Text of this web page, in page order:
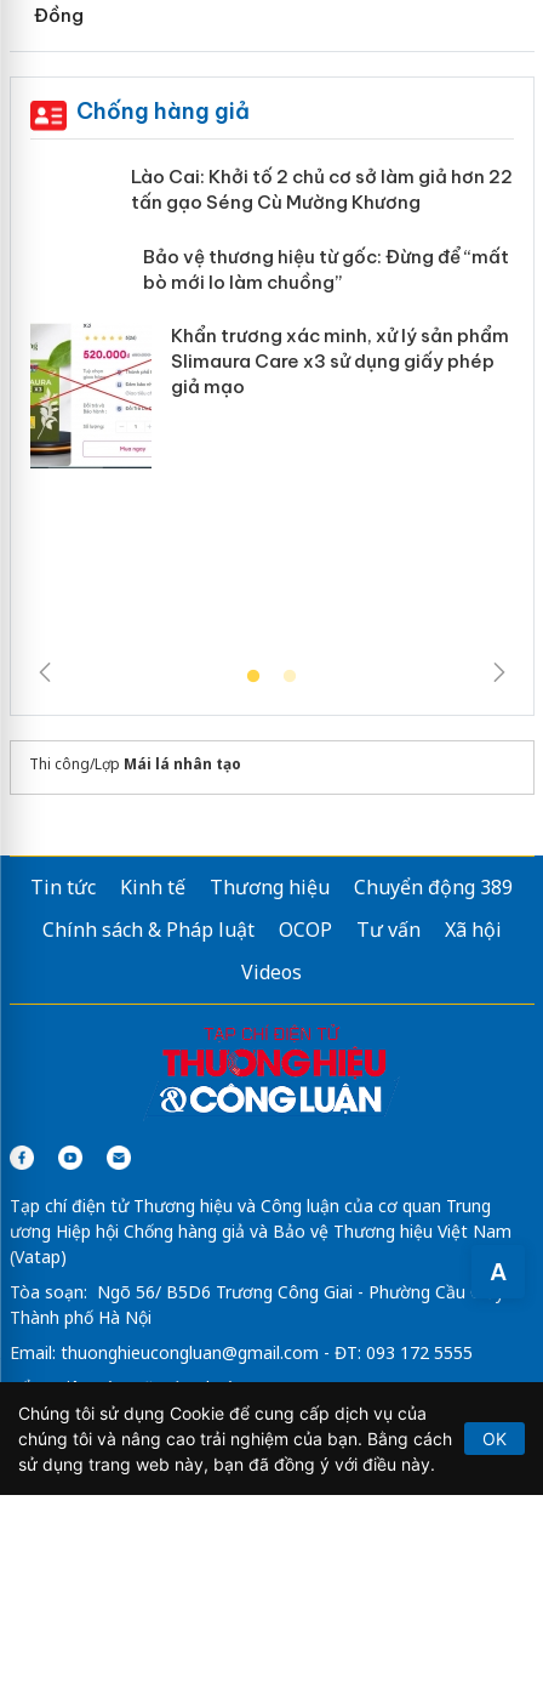
A
Đồng
Chống hàng giả
Lào Cai: Khởi tố 2 chủ cơ sở làm giả
hơn 22 tấn gạo Séng Cù Mường
Bảo vệ thương hiệu từ gốc: Đừng để
“mất bò mới lo làm chuồng”
Thi công/Lợp Mái lá nhân tạo
Tin tức Kinh tế Thương hiệu
Chuyển động 389
Chính sách & Pháp luật
OCOP Tư vấn
Xã hội
Videos
Tạp chí điện tử Thương hiệu và Công luận của cơ quan Trung
ương Hiệp hội Chống hàng giả và Bảo vệ Thương hiệu Việt Nam
(Vatap)
Tòa soạn: Ngõ 56/ B5D6 Trương Công Giai - Phường Cầu Giấy -
Thành phố Hà Nội
Email: thuonghieucongluan@gmail.com - ĐT: 093 172 5555
Tổng Biên Tập: Vũ Đức Thuận
Giấy phép hoạt động báo chí điện tử số 64/GP-BTTTT do Bộ
Thông tin và Truyền thông cấp ngày 21/2/2020.
Chúng tôi sử dụng Cookie để cung cấp dịch vụ của
chúng tôi và nâng cao trải nghiệm của bạn. Bằng cách
sử dụng trang web này, bạn đã đồng ý với điều này.
OK